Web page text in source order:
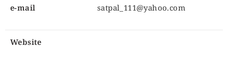
e-mail satpal_111@yahoo.com
Website